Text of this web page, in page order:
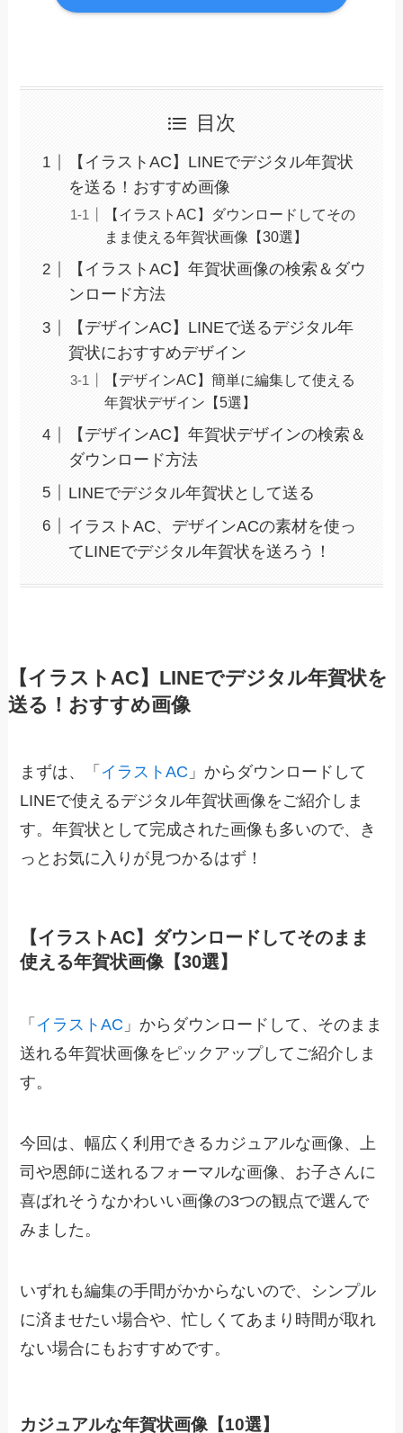
目次
【イラストAC】LINEでデジタル年賀状
を送る！おすすめ画像
【イラストAC】ダウンロードしてその
まま使える年賀状画像【30選】
【イラストAC】年賀状画像の検索＆ダウ
ンロード方法
【デザインAC】LINEで送るデジタル年
賀状におすすめデザイン
【デザインAC】簡単に編集して使える
年賀状デザイン【5選】
【デザインAC】年賀状デザインの検索＆
ダウンロード方法
LINEでデジタル年賀状として送る
イラストAC、デザインACの素材を使っ
てLINEでデジタル年賀状を送ろう！
【イラストAC】LINEでデジタル年賀状を
送る！おすすめ画像
まずは、「 イラストAC 」からダウンロードして
LINEで使えるデジタル年賀状画像をご紹介しま
す。年賀状として完成された画像も多いので、き
っとお気に入りが見つかるはず！
【イラストAC】ダウンロードしてそのまま
使える年賀状画像【30選】
「 イラストAC 」からダウンロードして、そのまま
送れる年賀状画像をピックアップしてご紹介しま
す。
今回は、幅広く利用できるカジュアルな画像、上
司や恩師に送れるフォーマルな画像、お子さんに
喜ばれそうなかわいい画像の3つの観点で選んで
みました。
いずれも編集の手間がかからないので、シンプル
に済ませたい場合や、忙しくてあまり時間が取れ
ない場合にもおすすめです。
カジュアルな年賀状画像【10選】